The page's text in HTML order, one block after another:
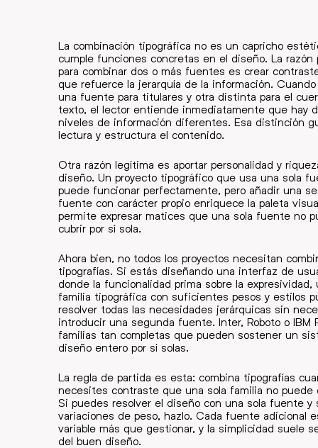
La combinación tipográfica no es un capricho
cumple funciones concretas en el diseño. La razón
para combinar dos o más fuentes es crear
que refuerce la jerarquía de la información.
una fuente para titulares y otra distinta para el
texto, el lector entiende inmediatamente que hay
niveles de información diferentes. Esa distinción
lectura y estructura el contenido.
Otra razón legítima es aportar personalidad y
diseño. Un proyecto tipográfico que usa una sola
puede funcionar perfectamente, pero añadir una
fuente con carácter propio enriquece la paleta
permite expresar matices que una sola fuente no
cubrir por sí sola.
Ahora bien, no todos los proyectos necesitan
tipografías. Si estás diseñando una interfaz de
donde la funcionalidad prima sobre la expresividad,
familia tipográfica con suficientes pesos y estilos
resolver todas las necesidades jerárquicas sin
introducir una segunda fuente. Inter, Roboto o IBM
familias tan completas que pueden sostener un
diseño entero por sí solas.
La regla de partida es esta: combina tipografías
necesites contraste que una sola familia no puede
Si puedes resolver el diseño con una sola fuente y
variaciones de peso, hazlo. Cada fuente adicional
variable más que gestionar, y la simplicidad suele
del buen diseño.